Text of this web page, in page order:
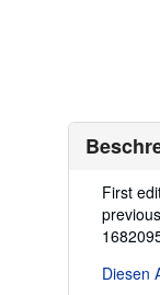
First
Diesen